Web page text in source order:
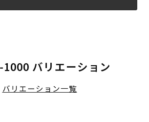
1000 バリエーション
バリエーション一覧